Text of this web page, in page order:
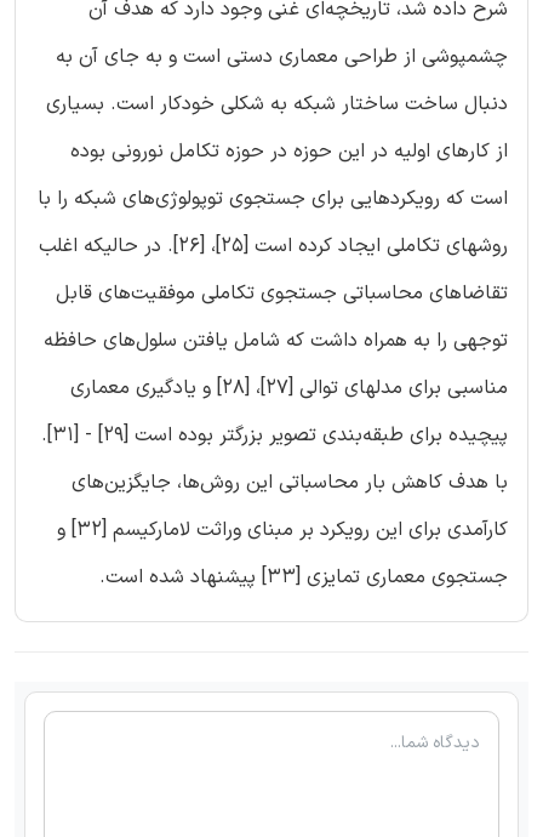
شرح داده شد، تاریخچه‌ای غنی وجود دارد که هدف آن
چشمپوشی از طراحی معماری دستی است و به جای آن به
دنبال ساخت ساختار شبکه به شکلی خودکار است. بسیاری
از کارهای اولیه در این حوزه در حوزه تکامل نورونی بوده
است که رویکردهایی برای جستجوی توپولوژی‌های شبکه را با
روشهای تکاملی ایجاد کرده است [25]، [26]. در حالیکه اغلب
تقاضاهای محاسباتی جستجوی تکاملی موفقیت‌های قابل
توجهی را به همراه داشت که شامل یافتن سلول‌های حافظه
مناسبی برای مدلهای توالی [27]، [28] و یادگیری معماری
پیچیده برای طبقه‌بندی تصویر ‌بزرگتر بوده است [29] - [31].
با هدف کاهش بار محاسباتی این روش‌ها، جایگزین‌های
کارآمدی برای این رویکرد بر مبنای وراثت لامارکیسم [32] و
جستجوی معماری تمایزی [33] پیشنهاد شده است.